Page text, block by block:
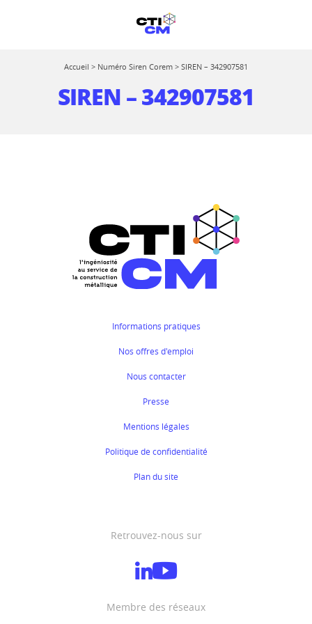
Accueil > Numéro Siren Corem > SIREN – 342907581
SIREN – 342907581
Informations pratiques
Nos offres d'emploi
Nous contacter
Presse
Mentions légales
Politique de confidentialité
Plan du site
Retrouvez-nous sur
Membre des réseaux